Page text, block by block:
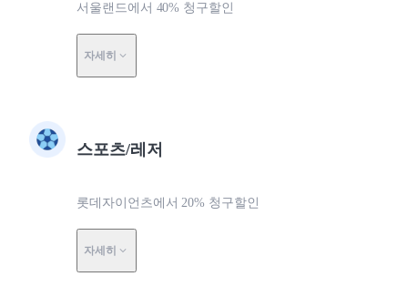
서울랜드에서 40% 청구할인
자세히
스포츠/레저
롯데자이언츠에서 20% 청구할인
자세히